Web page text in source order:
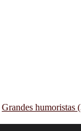
Grandes humoristas